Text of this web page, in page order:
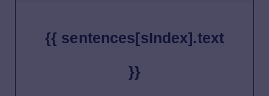
{{ sentences[sIndex].text
}}